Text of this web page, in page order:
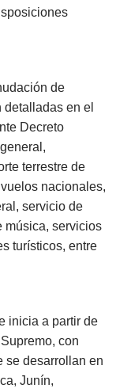
de
en el
Decreto
terrestre de
nacionales,
servicio de
música, servicios
turísticos, entre
inicia a partir de
con
se desarrollan en
Junín,